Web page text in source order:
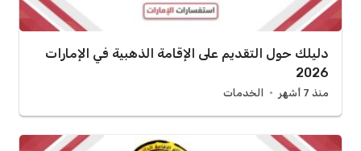
دليلك حول التقديم على الإقامة الذهبية في الإمارات
2026
منذ 7 أشهر الخدمات